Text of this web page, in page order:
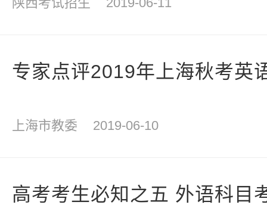
专家点评2019年上海秋考英
上海市教委 2019-06-10
高考考生必知之五 外语科目